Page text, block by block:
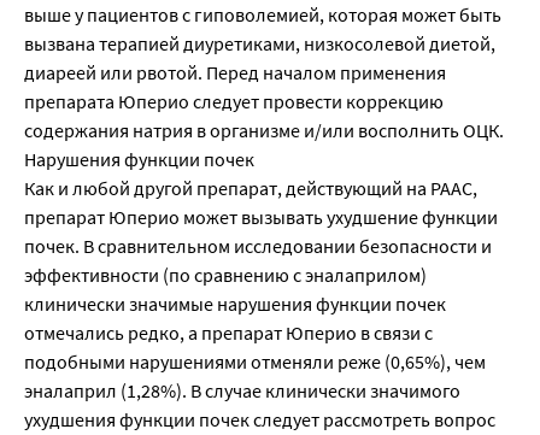
выше у пациентов с гиповолемией, которая может быть
вызвана терапией диуретиками, низкосолевой диетой,
диареей или рвотой. Перед началом применения
препарата Юперио следует провести коррекцию
содержания натрия в организме и/или восполнить ОЦК.
Нарушения функции почек
Как и любой другой препарат, действующий на РААС,
препарат Юперио может вызывать ухудшение функции
почек. В сравнительном исследовании безопасности и
эффективности (по сравнению с эналаприлом)
клинически значимые нарушения функции почек
отмечались редко, а препарат Юперио в связи с
подобными нарушениями отменяли реже (0,65%), чем
эналаприл (1,28%). В случае клинически значимого
ухудшения функции почек следует рассмотреть вопрос